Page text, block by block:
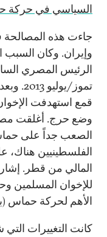
السياسي في حركة
جاءت هذه
وإيران. وكان السبب
الرئيس المصري
تموز/
قمع استهدفت
وضع حرج. أغلقت
الصعب جداً على حماس
الفلسطينيين
المالي من قطر.
للإخوان المسلمين
الأهم لحركة حماس
كانت التغييرات